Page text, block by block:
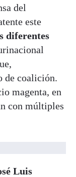
del
este
diferentes
de coalición.
magenta, en
con múltiples
Luis